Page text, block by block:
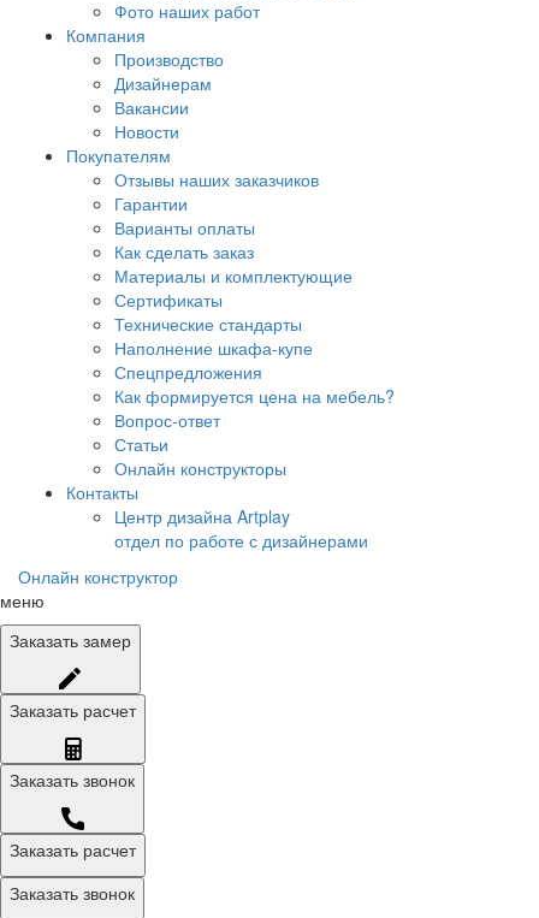
Фото наших работ
Компания
Производство
Дизайнерам
Вакансии
Новости
Покупателям
Отзывы наших заказчиков
Гарантии
Варианты оплаты
Как сделать заказ
Материалы и комплектующие
Сертификаты
Технические стандарты
Наполнение шкафа-купе
Спецпредложения
Как формируется цена на мебель?
Вопрос-ответ
Статьи
Онлайн конструкторы
Контакты
Центр дизайна Artplay
отдел по работе с дизайнерами
Онлайн конструктор
меню
Заказать замер
Заказать расчет
Заказать звонок
Заказать расчет
Заказать звонок